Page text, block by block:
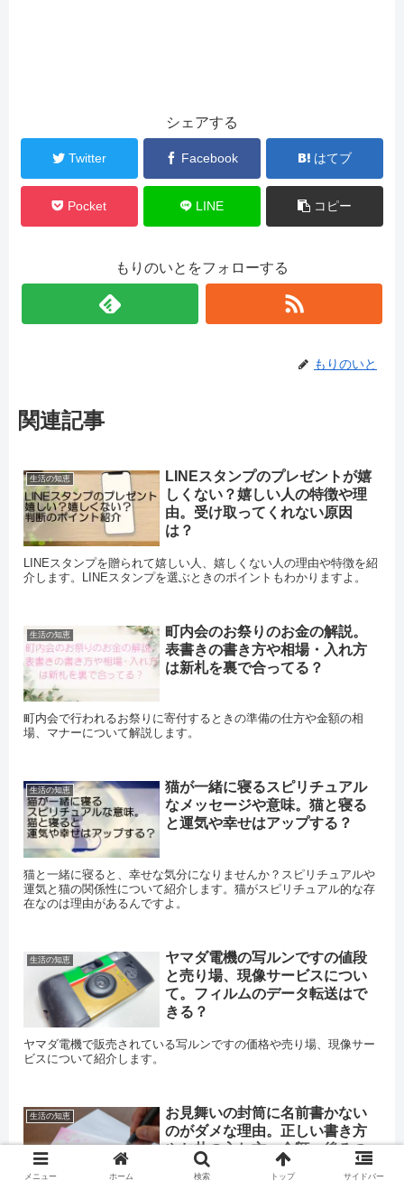
シェアする
Twitter Facebook はてブ
Pocket LINE コピー
もりのいとをフォローする
もりのいと
関連記事
生活の知恵
LINEスタンプのプレゼントが嬉
しくない？嬉しい人の特徴や理
由。受け取ってくれない原因
は？
LINEスタンプを贈られて嬉しい人、嬉しくない人の理由や特徴を紹
介します。LINEスタンプを選ぶときのポイントもわかりますよ。
生活の知恵
町内会のお祭りのお金の解説。
表書きの書き方や相場・入れ方
は新札を裏で合ってる？
町内会で行われるお祭りに寄付するときの準備の仕方や金額の相
場、マナーについて解説します。
生活の知恵
猫が一緒に寝るスピリチュアル
なメッセージや意味。猫と寝る
と運気や幸せはアップする？
猫と一緒に寝ると、幸せな気分になりませんか？スピリチュアルや
運気と猫の関係性について紹介します。猫がスピリチュアル的な存
在なのは理由があるんですよ。
生活の知恵
ヤマダ電機の写ルンですの値段
と売り場、現像サービスについ
て。フィルムのデータ転送はで
きる？
ヤマダ電機で販売されている写ルンですの価格や売り場、現像サー
ビスについて紹介します。
生活の知恵
お見舞いの封筒に名前書かない
のがダメな理由。正しい書き方
やお札の入れ方、金額、後ろの
書き方を紹介。ペンの種類や印
刷OKかもわかります。
メニュー ホーム 検索 トップ サイドバー